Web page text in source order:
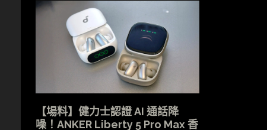
【場料】健力士認證 AI 通話降
噪！ANKER Liberty 5 Pro Max 香